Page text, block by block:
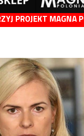
PROJEKT MAGNA